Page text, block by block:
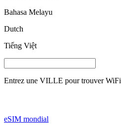
Bahasa Melayu
Dutch
Tiếng Việt
Entrez une VILLE pour trouver WiFi
eSIM mondial